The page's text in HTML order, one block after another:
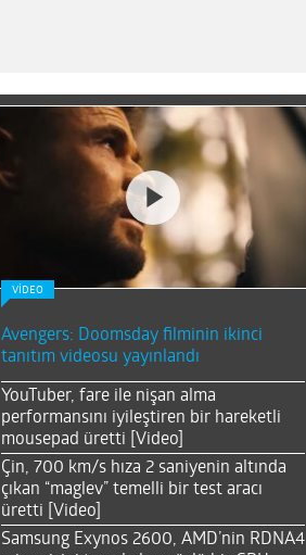
VİDEO
Avengers: Doomsday filminin ikinci
tanıtım videosu yayınlandı
YouTuber, fare ile nişan alma
performansını iyileştiren bir hareketli
mousepad üretti [Video]
Çin, 700 km/s hıza 2 saniyenin altında
çıkan “maglev” temelli bir test aracı
üretti [Video]
Samsung Exynos 2600, AMD’nin RDNA4